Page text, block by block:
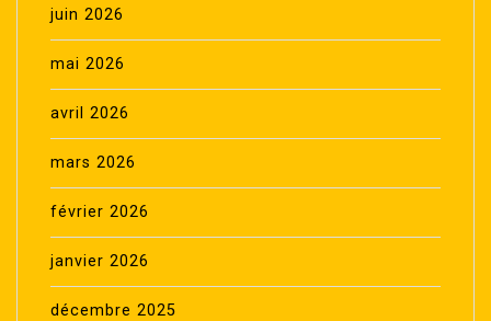
juin 2026
mai 2026
avril 2026
mars 2026
février 2026
janvier 2026
décembre 2025